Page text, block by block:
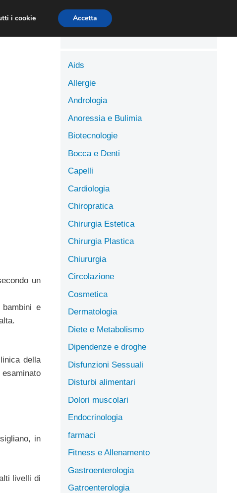
SCIENZE DELL’ALIMENTAZIONE
un
e
della
in
livelli di
Aids
Allergie
Andrologia
Anoressia e Bulimia
Biotecnologie
Bocca e Denti
Capelli
Cardiologia
Chiropratica
Chirurgia Estetica
Chirurgia Plastica
Chiururgia
Circolazione
Cosmetica
Dermatologia
Diete e Metabolismo
Dipendenze e droghe
Disfunzioni Sessuali
Disturbi alimentari
Dolori muscolari
Endocrinologia
farmaci
Fitness e Allenamento
Gastroenterologia
Gatroenterologia
i cookie
Accetta